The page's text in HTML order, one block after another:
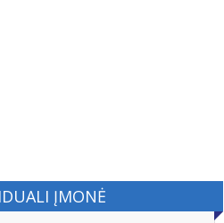
ĮMONĖ